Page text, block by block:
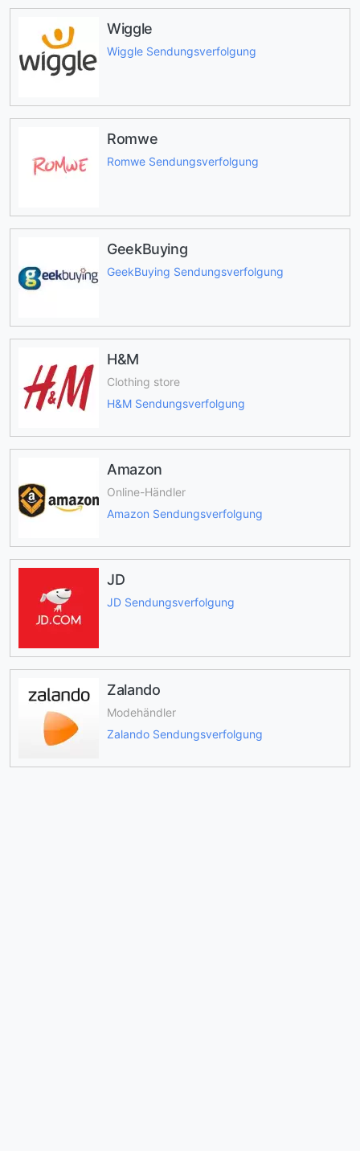
Wiggle
Wiggle Sendungsverfolgung
Romwe
Romwe Sendungsverfolgung
GeekBuying
GeekBuying Sendungsverfolgung
H&M
Clothing store
H&M Sendungsverfolgung
Amazon
Online-Händler
Amazon Sendungsverfolgung
JD
JD Sendungsverfolgung
Zalando
Modehändler
Zalando Sendungsverfolgung